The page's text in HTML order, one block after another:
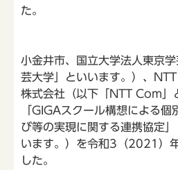
た。
小金井市、国立大学法人東京
芸大学」といいます。）、
株式会社（以下「NTT Com」
「GIGAスクール構想による個
び等の実現に関する連携協定
います。）を令和3（2021）
した。